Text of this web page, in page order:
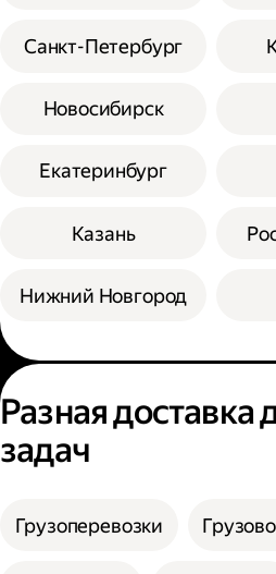
Санкт-Петербург
Новосибирск
Екатеринбург
Казань
Нижний Новгород
Разная доставка
задач
Грузоперевозки